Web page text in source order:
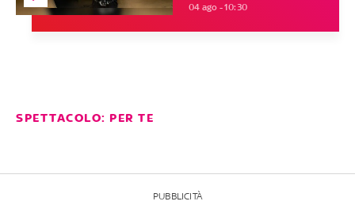
04 ago - 10:30
SPETTACOLO: PER TE
PUBBLICITÀ